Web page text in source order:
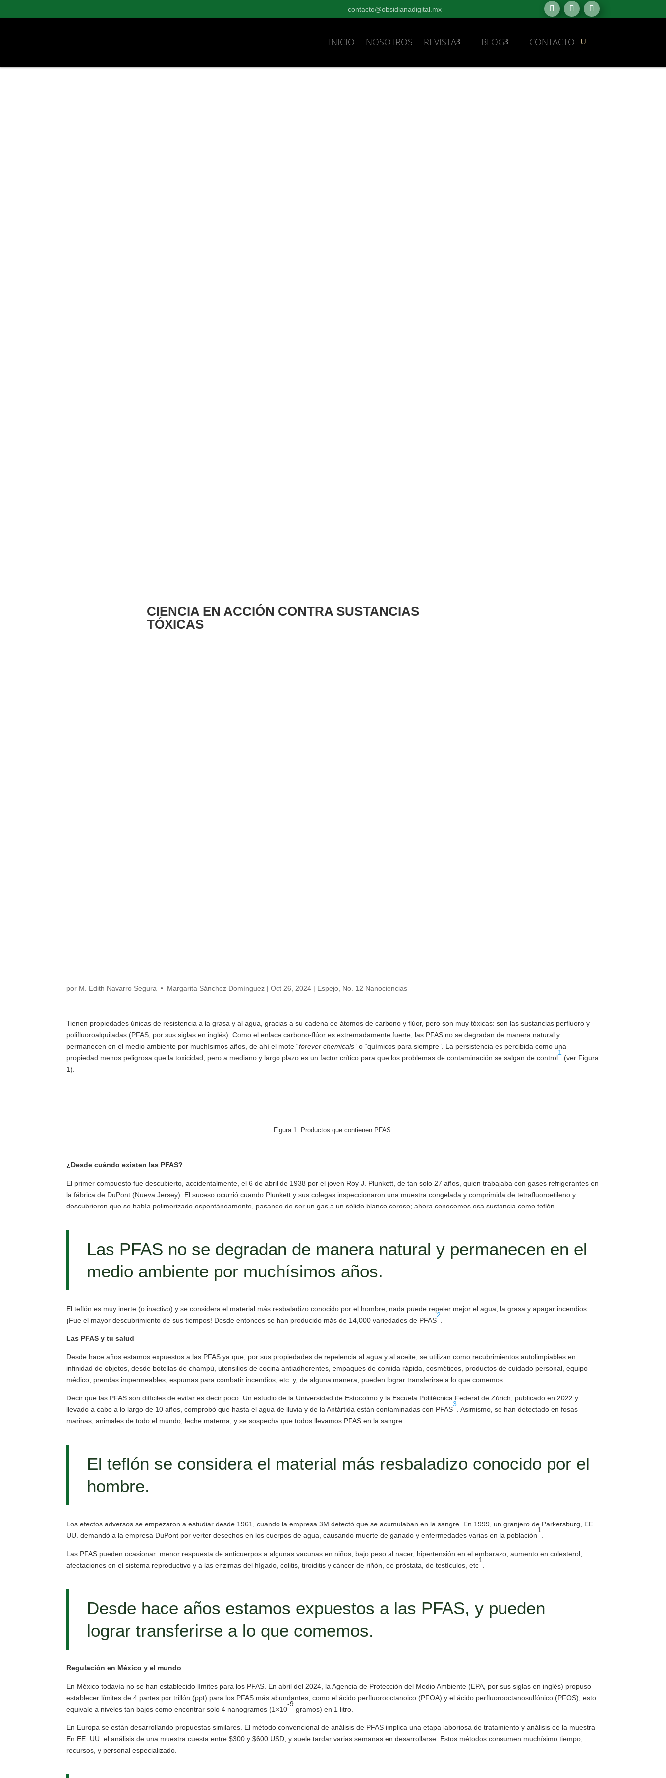
contacto@obsidianadigital.mx
INICIO NOSOTROS REVISTA BLOG CONTACTO
CIENCIA EN ACCIÓN CONTRA SUSTANCIAS
TÓXICAS
por M. Edith Navarro Segura • Margarita Sánchez Domínguez |Oct 26, 2024 | Espejo No. 12 Nanociencias
Tienen propiedades únicas de resistencia a la grasa y al agua, gracias a su cadena de átomos de carbono y flúor, pero son muy tóxicas: son las sustancias perfluoro y
polifluoroalquiladas (PFAS, por sus siglas en inglés). Como el enlace carbono-flúor es extremadamente fuerte, las PFAS no se degradan de manera natural y
permanecen en el medio ambiente por muchísimos años, de ahí el mote “forever chemicals” o “químicos para siempre”. La persistencia es percibida como una
propiedad menos peligrosa que la toxicidad, pero a mediano y largo plazo es un factor crítico para que los problemas de contaminación se salgan de control
1
(ver Figura
1).
Figura 1. Productos que contienen PFAS.
¿Desde cuándo existen las PFAS?
El primer compuesto fue descubierto, accidentalmente, el 6 de abril de 1938 por el joven Roy J. Plunkett, de tan solo 27 años, quien trabajaba con gases refrigerantes en
la fábrica de DuPont (Nueva Jersey). El suceso ocurrió cuando Plunkett y sus colegas inspeccionaron una muestra congelada y comprimida de tetrafluoroetileno y
descubrieron que se había polimerizado espontáneamente, pasando de ser un gas a un sólido blanco ceroso; ahora conocemos esa sustancia como teflón.
Las PFAS no se degradan de manera natural y permanecen en el
medio ambiente por muchísimos años.
El teflón es muy inerte (o inactivo) y se considera el material más resbaladizo conocido por el hombre; nada puede repeler mejor el agua, la grasa y apagar incendios.
¡Fue el mayor descubrimiento de sus tiempos! Desde entonces se han producido más de 14,000 variedades de PFAS
2
.
Las PFAS y tu salud
Desde hace años estamos expuestos a las PFAS ya que, por sus propiedades de repelencia al agua y al aceite, se utilizan como recubrimientos autolimpiables en
infinidad de objetos, desde botellas de champú, utensilios de cocina antiadherentes, empaques de comida rápida, cosméticos, productos de cuidado personal, equipo
médico, prendas impermeables, espumas para combatir incendios, etc. y, de alguna manera, pueden lograr transferirse a lo que comemos.
Decir que las PFAS son difíciles de evitar es decir poco. Un estudio de la Universidad de Estocolmo y la Escuela Politécnica Federal de Zúrich, publicado en 2022 y
llevado a cabo a lo largo de 10 años, comprobó que hasta el agua de lluvia y de la Antártida están contaminadas con PFAS
3
. Asimismo, se han detectado en fosas
marinas, animales de todo el mundo, leche materna, y se sospecha que todos llevamos PFAS en la sangre.
El teflón se considera el material más resbaladizo conocido por el
hombre.
Los efectos adversos se empezaron a estudiar desde 1961, cuando la empresa 3M detectó que se acumulaban en la sangre. En 1999, un granjero de Parkersburg, EE.
UU. demandó a la empresa DuPont por verter desechos en los cuerpos de agua, causando muerte de ganado y enfermedades varias en la población
1
Las PFAS pueden ocasionar: menor respuesta de anticuerpos a algunas vacunas en niños, bajo peso al nacer, hipertensión en el embarazo, aumento en colesterol,
afectaciones en el sistema reproductivo y a las enzimas del hígado, colitis, tiroiditis y cáncer de riñón, de próstata, de testículos, etc
1
Desde hace años estamos expuestos a las PFAS, y pueden
lograr transferirse a lo que comemos.
Regulación en México y el mundo
En México todavía no se han establecido límites para los PFAS. En abril del 2024, la Agencia de Protección del Medio Ambiente (EPA, por sus siglas en inglés) propuso
establecer límites de 4 partes por trillón (ppt) para los PFAS más abundantes, como el ácido perfluorooctanoico (PFOA) y el ácido perfluorooctanosulfónico (PFOS); esto
equivale a niveles tan bajos como encontrar solo 4 nanogramos (1×10
-9
gramos) en 1 litro.
En Europa se están desarrollando propuestas similares. El método convencional de análisis de PFAS implica una etapa laboriosa de tratamiento y análisis de la muestra
En EE. UU. el análisis de una muestra cuesta entre $300 y $600 USD, y suele tardar varias semanas en desarrollarse. Estos métodos consumen muchísimo tiempo,
recursos, y personal especializado.